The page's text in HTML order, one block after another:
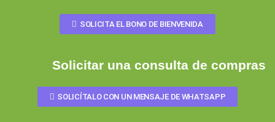
SOLICITA EL BONO DE BIENVENIDA
Solicitar una consulta de compras
SOLICÍTALO CON UN MENSAJE DE WHATSAPP